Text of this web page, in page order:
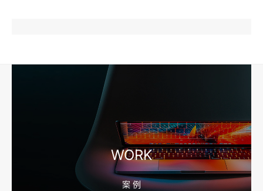
宁波高端网站建设公司推荐，移动端验收别放到最后
WORK
案 例